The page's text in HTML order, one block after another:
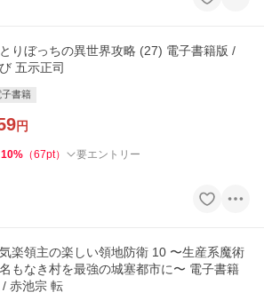
りぼっちの異世界攻略 (27) 電子書籍版 /
五示正司
子書籍
円
10% （67pt） 要エントリー
楽領主の楽しい領地防衛 10 〜生産系魔術
もなき村を最強の城塞都市に〜 電子書籍
/ 赤池宗 転